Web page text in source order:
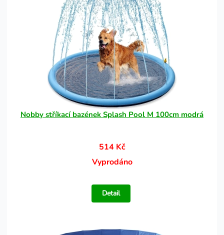
Nobby stříkací bazének Splash Pool M 100cm modrá
514 Kč
Vyprodáno
Detail